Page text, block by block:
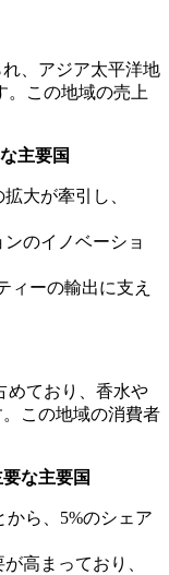
、アジア太平洋地
。この地域の売上
主要国
大が牽引し、
のイノベーショ
ィーの輸出に支え
めており、香水や
この地域の消費者
な主要国
ら、5%のシェア
高まっており、